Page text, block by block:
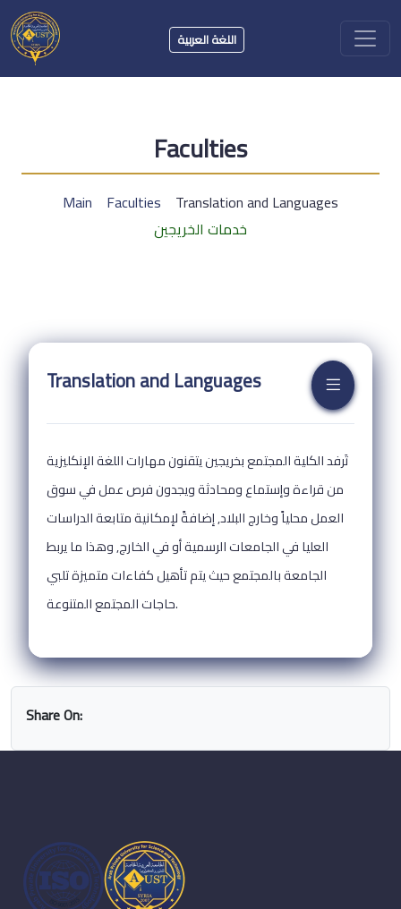
اللغة العربية
Faculties
Main Faculties Translation and Languages
خدمات الخريجين
Translation and Languages
تَرفد الكلية المجتمع بخريجين يتقنون مهارات اللغة الإنكليزية
من قراءة وإستماع ومحادثة ويجدون فرص عمل في سوق
العمل محلياً وخارج البلاد, إضافةً لإمكانية متابعة الدراسات
العليا في الجامعات الرسمية أو في الخارج, وهذا ما يربط
الجامعة بالمجتمع حيث يتم تأهيل كفاءات متميزة تلبي
حاجات المجتمع المتنوعة.
Share On: